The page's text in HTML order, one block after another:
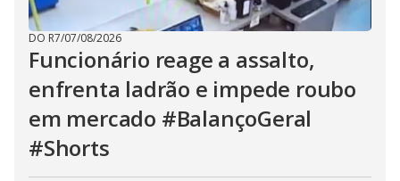
DO R7/07/08/2026
Funcionário reage a assalto,
enfrenta ladrão e impede roubo
em mercado #BalançoGeral
#Shorts